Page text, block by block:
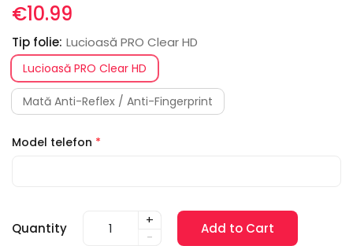
€10.99
Tip folie: Lucioasă PRO Clear HD
Lucioasă PRO Clear HD
Mată Anti-Reflex / Anti-Fingerprint
Model telefon *
Quantity
+
-
Add to Cart